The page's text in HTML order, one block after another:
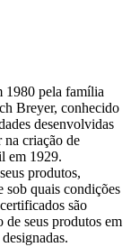
1980 pela família
Breyer, conhecido
desenvolvidas
criação de
em 1929.
produtos,
sob quais condições
são
seus produtos em